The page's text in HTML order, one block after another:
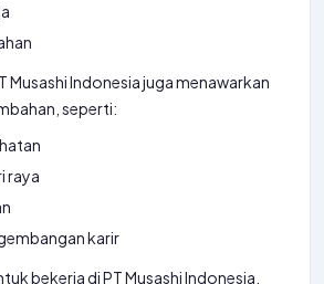
Musashi Indonesia juga menawarkan
seperti:
raya
karir
bekerja di PT Musashi Indonesia,